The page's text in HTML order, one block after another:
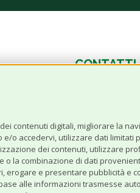
contenuti digitali, migliorare la
o accedervi, utilizzare dati limitati
dei contenuti, utilizzare
la combinazione di dati
e presentare pubblicità e
alle informazioni trasmesse
CONTATTI
Contattaci